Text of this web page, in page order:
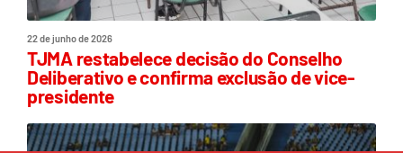
22 de junho de 2026
TJMA restabelece decisão do Conselho
Deliberativo e confirma exclusão de vice-
presidente